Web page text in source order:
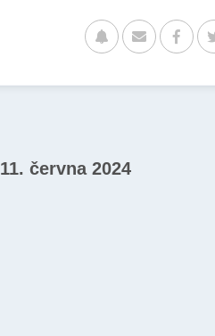
11. června 2024